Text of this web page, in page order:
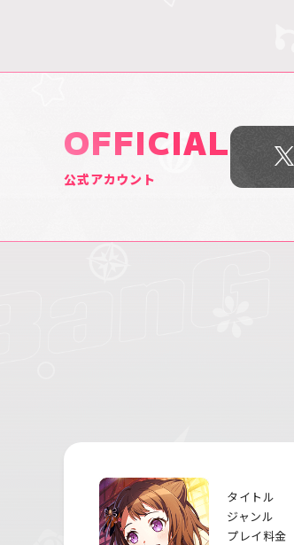
OFFICIAL
公式アカウント
タイトル
ジャンル
プレイ料金